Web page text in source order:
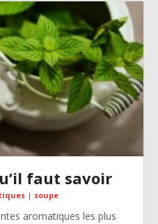
faut savoir
| soupe
aromatiques les plus